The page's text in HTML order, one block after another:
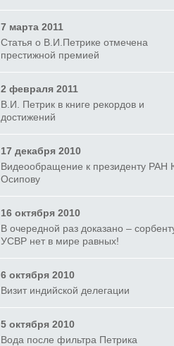
7 марта 2011
Статья о В.И.Петрике отмечена
престижной премией
2 февраля 2011
В.И. Петрик в книге рекордов и
достижений
17 декабря 2010
Видеообращение к президенту РАН
Осипову
16 октября 2010
В очередной раз доказано –
УСВР нет в мире равных!
6 октября 2010
Визит индийской делегации
5 октября 2010
Вода после фильтра Петрика